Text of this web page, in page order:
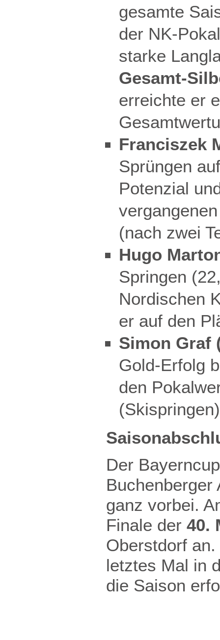
gesamte
der NK-
starke
Gesamt-
erreichte er
Franciszek
Sprüngen
Potenzial
(nach zwei
Hugo
Springen
Nordischen
er auf den
Simon Graf
Gold-Erfolg
den
Der
ganz vorbei.
Finale der 40.
Oberstdorf
letztes Mal in
die Saison